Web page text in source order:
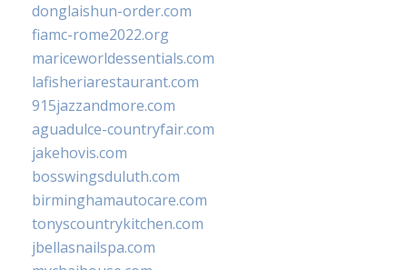
donglaishun-order.com
fiamc-rome2022.org
mariceworldessentials.com
lafisheriarestaurant.com
915jazzandmore.com
aguadulce-countryfair.com
jakehovis.com
bosswingsduluth.com
birminghamautocare.com
tonyscountrykitchen.com
jbellasnailspa.com